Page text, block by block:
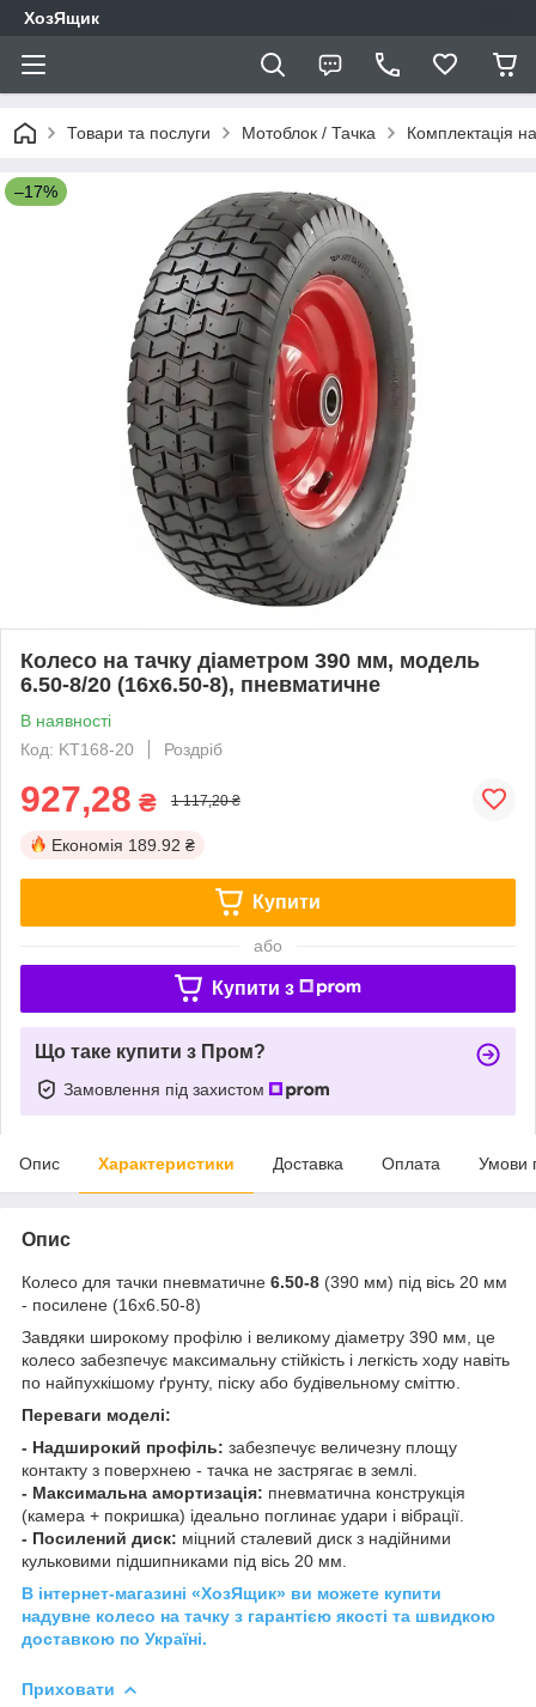
ХозЯщик
Товари та послуги Мотоблок / Тачка Комплектація
–17%
Колесо на тачку діаметром 390 мм, модель
6.50-8/20 (16x6.50-8), пневматичне
В наявності
Код: KT168-20
Роздріб
927,28 ₴ 1 117,20 ₴
Економія 189.92 ₴
Купити
або
Купити з
Що таке купити з Пром?
Замовлення під захистом
Опис Характеристики Доставка Оплата Умови
Опис
Колесо для тачки пневматичне 6.50-8 (390 мм) під вісь 20 мм
- посилене (16x6.50-8)
Завдяки широкому профілю і великому діаметру 390 мм, це
колесо забезпечує максимальну стійкість і легкість ходу навіть
по найпухкішому ґрунту, піску або будівельному сміттю.
Переваги моделі:
- Надширокий профіль: забезпечує величезну площу
контакту з поверхнею - тачка не застрягає в землі.
- Максимальна амортизація: пневматична конструкція
(камера + покришка) ідеально поглинає удари і вібрації.
- Посилений диск: міцний сталевий диск з надійними
кульковими підшипниками під вісь 20 мм.
В інтернет-магазині «ХозЯщик» ви можете купити
надувне колесо на тачку з гарантією якості та швидкою
доставкою по Україні.
Приховати